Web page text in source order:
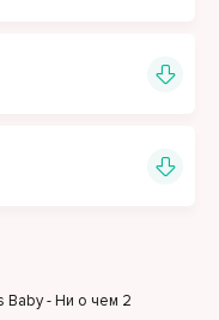
Baby - Ни о чем 2